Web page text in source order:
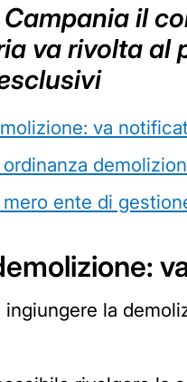
Campania il
va rivolta al
va
ente di
ingiungere la